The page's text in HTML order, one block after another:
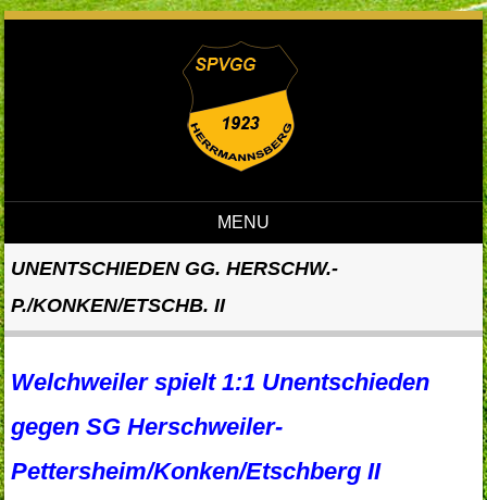
MENU
UNENTSCHIEDEN GG. HERSCHW.-
P./KONKEN/ETSCHB. II
Welchweiler spielt 1:1 Unentschieden
gegen SG Herschweiler-
Pettersheim/Konken/Etschberg II